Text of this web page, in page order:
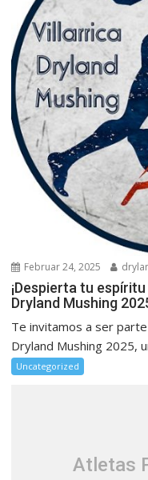
Februar 24, 2025
¡Despierta tu
Dryland Mushing
Te invitamos a ser
Dryland Mushing 2025,
Uncategorized
Atletas